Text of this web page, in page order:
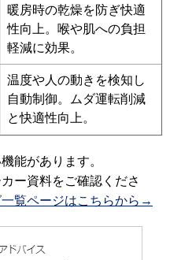
暖房時の乾燥を防ぎ快適
性向上。喉や肌への負担
軽減に効果。
温度や人の動きを検知し
自動制御。ムダ運転削減
と快適性向上。
能があります。
ー資料をご確認くださ
覧ページはこちらから→